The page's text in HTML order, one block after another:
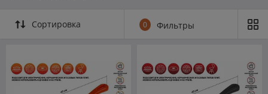
Сортировка 0 Фильтры